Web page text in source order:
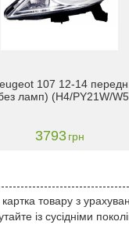
107 12-14
ламп) (H4/PY21W/
3793 грн
картка товару з
із сусідніми